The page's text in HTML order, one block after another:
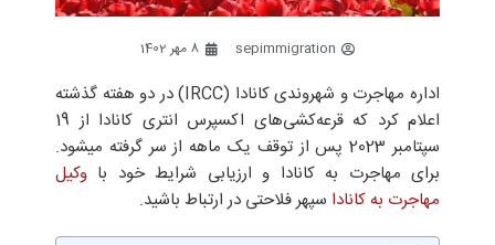
sepimmigration 8 مهر 1402
اداره مهاجرت و شهروندی کانادا (IRCC) در دو هفته‌ گذشته
اعلام کرد که قرعه‌کشی‌های اکسپرس انتری کانادا از 19
سپتامبر 2023 پس از توقف یک ماهه از سر گرفته میشود.
برای مهاجرت به کانادا و ارزیابی شرایط خود با وکیل
مهاجرت به کانادا سپهر فلاحتی در ارتباط باشید.